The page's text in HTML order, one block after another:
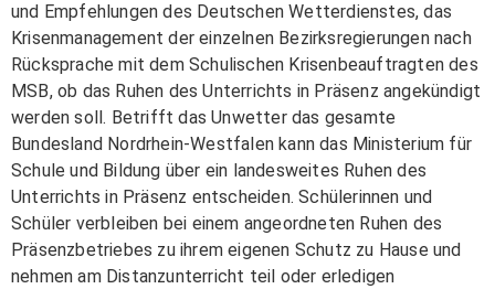
und Empfehlungen des Deutschen Wetterdienstes, das
Krisenmanagement der einzelnen Bezirksregierungen nach
Rücksprache mit dem Schulischen Krisenbeauftragten des
MSB, ob das Ruhen des Unterrichts in Präsenz angekündigt
werden soll. Betrifft das Unwetter das gesamte
Bundesland Nordrhein-Westfalen kann das Ministerium für
Schule und Bildung über ein landesweites Ruhen des
Unterrichts in Präsenz entscheiden. Schülerinnen und
Schüler verbleiben bei einem angeordneten Ruhen des
Präsenzbetriebes zu ihrem eigenen Schutz zu Hause und
nehmen am Distanzunterricht teil oder erledigen